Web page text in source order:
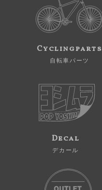
Cyclingparts
自転車パーツ
Decal
デカール